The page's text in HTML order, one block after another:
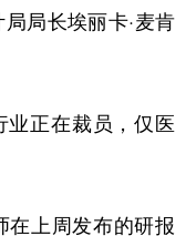
局长埃丽卡·麦肯
正在裁员，仅医
上周发布的研报